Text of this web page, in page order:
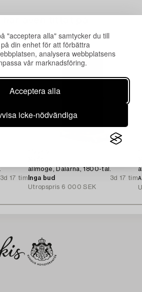
"acceptera alla" samtycker du till
din enhet för att förbättra
analysera webbplatsens
vår marknadsföring.
Acceptera alla
icke-nödvändiga
3d 17 tim
allmoge, Dalarna, 1800-tal.
Inga bud
3d 17 tim
Utropspris 6 000 SEK